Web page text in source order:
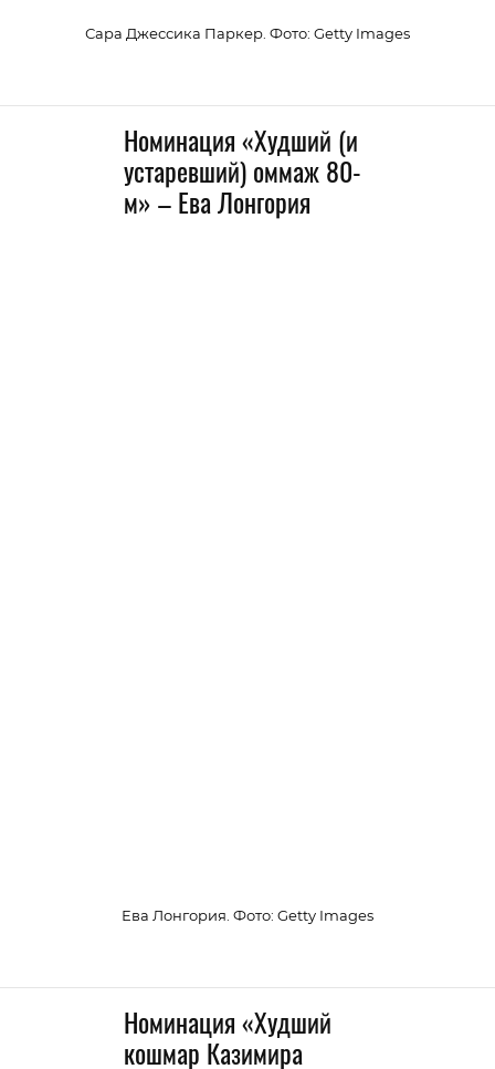
Сара Джессика Паркер. Фото: Getty Images
Номинация «Худший (и
устаревший) оммаж 80-
м» – Ева Лонгория
Ева Лонгория. Фото: Getty Images
Номинация «Худший
кошмар Казимира